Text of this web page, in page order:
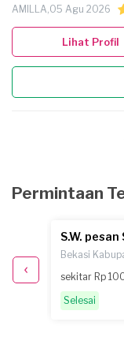
AMILLA,05 Agu 2026
Lihat Profil
Permintaan
S.W.
Bekasi
sekitar Rp
Selesai